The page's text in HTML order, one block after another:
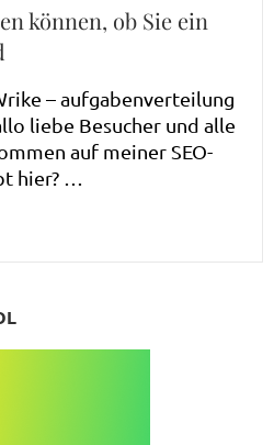
können, ob Sie ein
– aufgabenverteilung
liebe Besucher und alle
auf meiner SEO-
hier? …